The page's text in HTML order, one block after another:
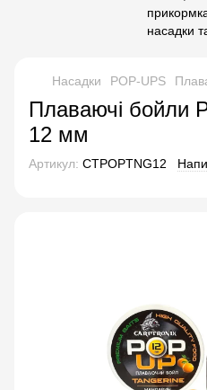
Насадки POP-UPS
Плаваючі бойли
12 мм
Артикул: CTPOPTNG12